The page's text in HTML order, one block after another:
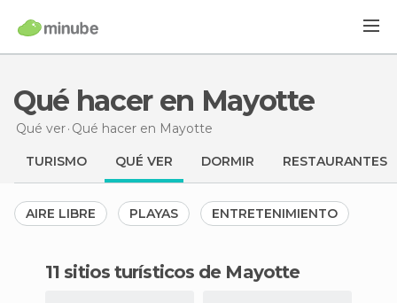
Qué hacer en Mayotte
Qué ver Qué hacer en Mayotte
TURISMO QUÉ VER DORMIR RESTAURANTES
AIRE LIBRE PLAYAS ENTRETENIMIENTO
11 sitios turísticos de Mayotte